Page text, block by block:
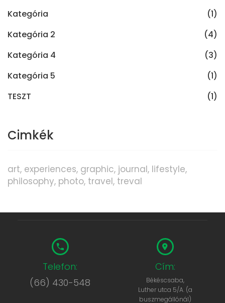
Kategória
(1)
Kategória 2
(4)
Kategória 4
(3)
Kategória 5
(1)
TESZT
(1)
Cimkék
art experiences graphic journal lifestyle
philosophy photo travel treval
Telefon:
(66) 430-548
Cím:
Békéscsaba,
Luther utca 5/A. (a
buszmegállónál)